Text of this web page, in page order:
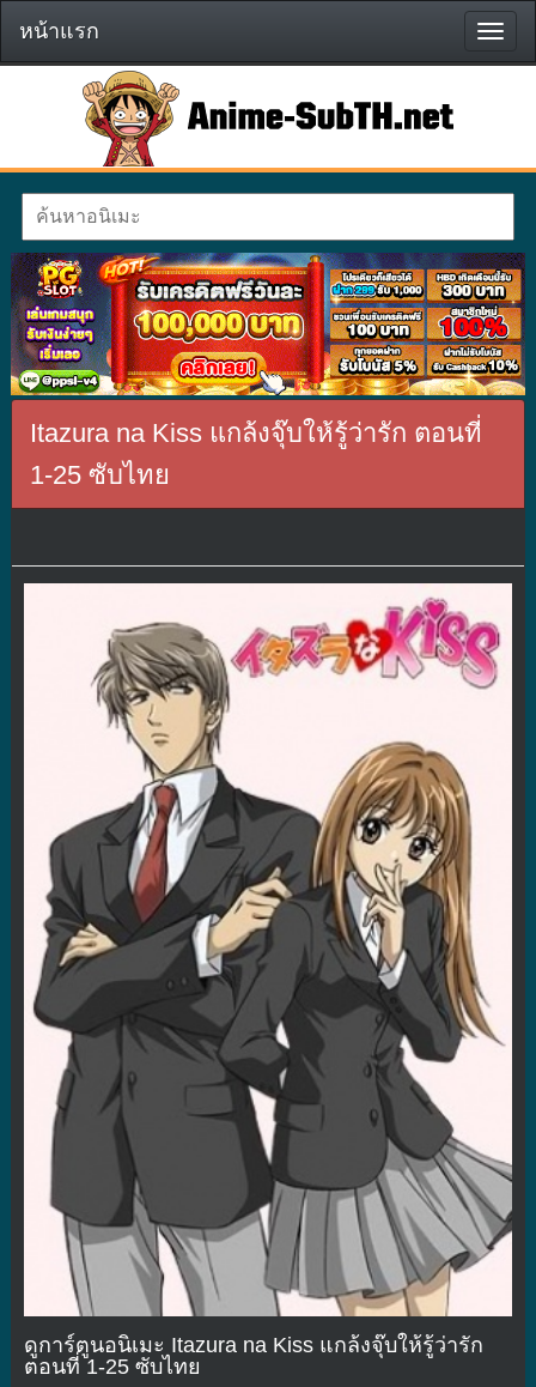
หน้า
แรก
หน้าแรก
Itazura na Kiss แกล้งจุ๊บให้รู้ว่ารัก ตอนที่
1-25 ซับไทย
ดูการ์ตูนอนิเมะ Itazura na Kiss แกล้งจุ๊บให้รู้ว่ารัก
ตอนที่ 1-25 ซับไทย